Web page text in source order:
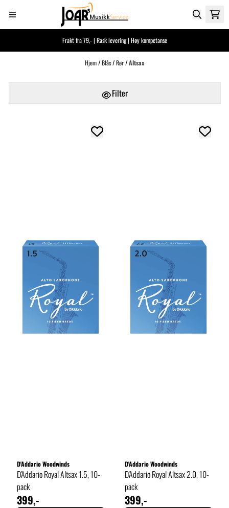
Hopp til innhold
Frakt fra 79,- | Rask levering | Høy kompetanse
Hjem/Blås/Rør/Altsax
Filter
D'Addario Woodwinds
D'Addario Royal Altsax 1.5, 10-
pack
399,-
D'Addario Woodwinds
D'Addario Royal Altsax 2.0, 10-
pack
399,-